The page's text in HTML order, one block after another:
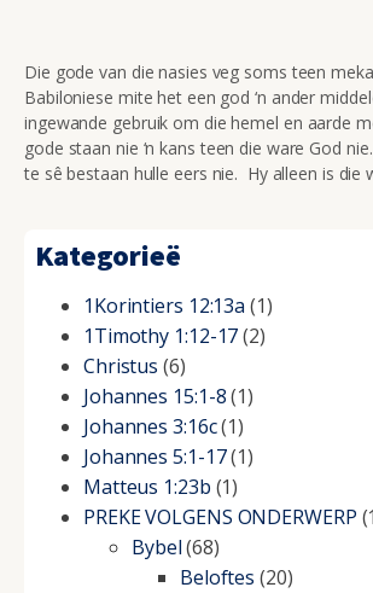
Die gode van die nasies veg soms teen
Babiloniese mite het een god ‘n ander
ingewande gebruik om die hemel en aarde
gode staan nie ‘n kans teen die ware God
te sê bestaan hulle eers nie. Hy alleen is die
Kategorieë
1Korintiers 12:13a (1)
1Timothy 1:12-17(2)
Christus (6)
Johannes 15:1-8(1)
Johannes 3:16c(1)
Johannes 5:1-17(1)
Matteus 1:23b (1)
PREKE VOLGENS ONDERWERP
Bybel(68)
Beloftes (20)